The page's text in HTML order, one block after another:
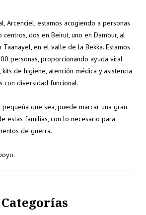
Arcenciel, estamos acogiendo a personas
dos en Beirut, uno en Damour, al
en el valle de la Bekka. Estamos
personas, proporcionando ayuda vital
de higiene, atención médica y asistencia
con diversidad funcional.
pequeña que sea, puede marcar una gran
estas familias, con lo necesario para
de guerra.
Categorías